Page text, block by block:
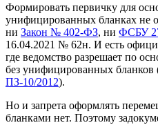
Формировать первичку для
унифицированных бланках не
ни Закон № 402-ФЗ, ни ФСБУ
16.04.2021 № 62н. И есть
где ведомство разрешает по
без унифицированных бланков
ПЗ-10/2012).
Но и запрета оформлять
бланками нет. Поэтому